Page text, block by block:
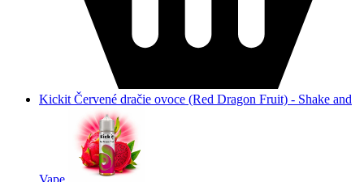
Kickit Červené dračie ovoce (Red Dragon Fruit) - Shake and
Vape